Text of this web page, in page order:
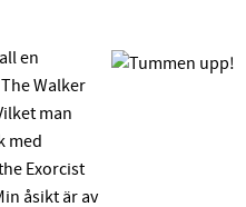
en
Walker
man
med
Exorcist
åsikt är av